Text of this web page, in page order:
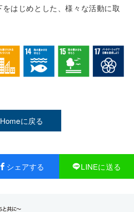
はじめとした、様々な活動に取
Homeに戻る
シェアする LINEに送る